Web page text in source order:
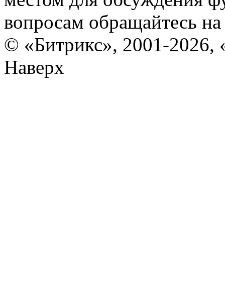
вопросам обращайтесь
© «Битрикс», 2001-2026,
Наверх